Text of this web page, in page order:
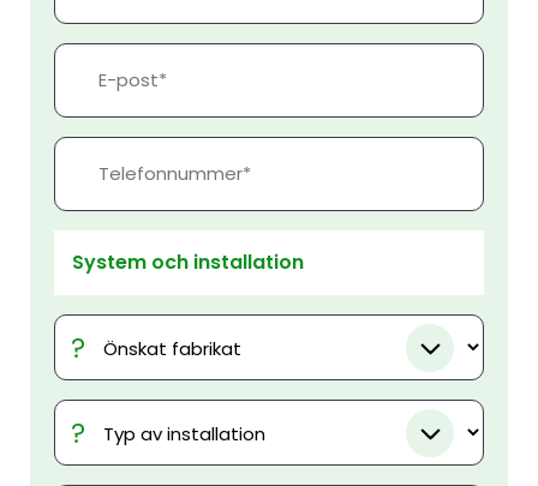
E-
post*
Telefonnummer*
System och installation
Önskat
fabrikat
Typ
av
installation